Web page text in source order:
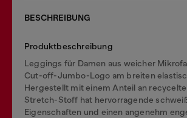
BESCHREIBUNG
Produktbeschreibung
Leggings für Damen aus weicher
Cut-off-Jumbo-Logo am breiten
Hergestellt mit einem Anteil an
Stretch-Stoff hat hervorragende
Eigenschaften und einen angenehm